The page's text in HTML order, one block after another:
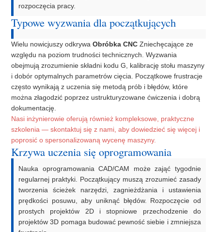
rozpoczęcia pracy.
Typowe wyzwania dla początkujących
Wielu nowicjuszy odkrywa Obróbka CNCZniechęcające ze
względu na poziom trudności technicznych. Wyzwania
obejmują zrozumienie składni kodu G, kalibrację stołu maszyny
i dobór optymalnych parametrów cięcia. Początkowe frustracje
często wynikają z uczenia się metodą prób i błędów, które
można złagodzić poprzez ustrukturyzowane ćwiczenia i dobrą
dokumentację.
Nasi inżynierowie oferują również kompleksowe, praktyczne
szkolenia — skontaktuj się z nami, aby dowiedzieć się więcej i
poprosić o spersonalizowaną wycenę maszyny.
Krzywa uczenia się oprogramowania
Nauka oprogramowania CAD/CAM może zająć tygodnie
regularnej praktyki. Początkujący muszą zrozumieć zasady
tworzenia ścieżek narzędzi, zagnieżdżania i ustawienia
prędkości posuwu, aby uniknąć błędów. Rozpoczęcie od
prostych projektów 2D i stopniowe przechodzenie do
projektów 3D pomaga budować pewność siebie i zmniejsza